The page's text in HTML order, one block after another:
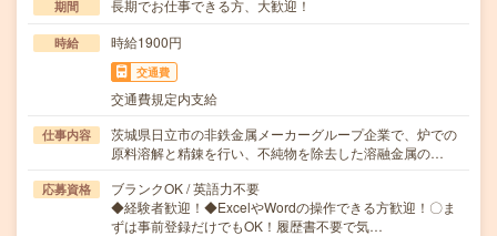
期間 長期でお仕事できる方、大歓迎！
時給 時給1900円
交通費
交通費規定内支給
仕事内容
茨城県日立市の非鉄金属メーカーグループ企業で、炉での
原料溶解と精錬を行い、不純物を除去した溶融金属の…
応募資格
ブランクOK / 英語力不要
◆経験者歓迎！◆ExcelやWordの操作できる方歓迎！〇ま
ずは事前登録だけでもOK！履歴書不要で気…